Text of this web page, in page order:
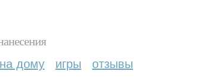
дому игры отзывы